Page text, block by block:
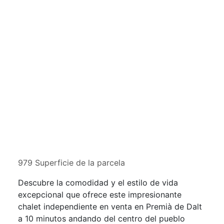
979 Superficie de la parcela
Descubre la comodidad y el estilo de vida
excepcional que ofrece este impresionante
chalet independiente en venta en Premià de Dalt
a 10 minutos andando del centro del pueblo